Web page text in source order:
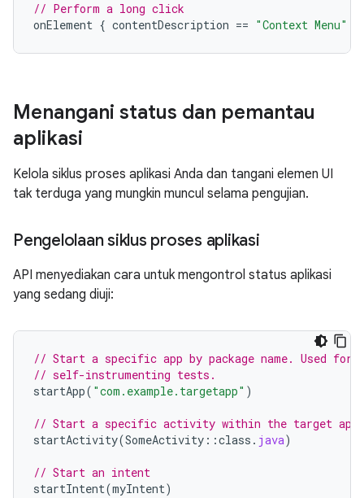
// Perform a long click
onElement { contentDescription == "Context Menu"
Menangani status dan pemantau
aplikasi
Kelola siklus proses aplikasi Anda dan tangani elemen UI
tak terduga yang mungkin muncul selama pengujian.
Pengelolaan siklus proses aplikasi
API menyediakan cara untuk mengontrol status aplikasi
yang sedang diuji:
// Start a specific app by package name. Used for
// self-instrumenting tests.
startApp( "com.example.targetapp" )
// Start a specific activity within the target app
startActivity(SomeActivity ::class . java)
// Start an intent
startIntent(myIntent)